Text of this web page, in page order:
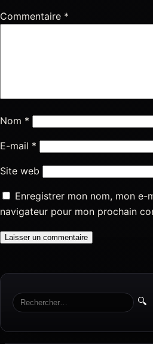
Commentaire *
Nom *
E-mail *
Site web
Enregistrer mon nom, mon e-
navigateur pour mon prochain
🔍